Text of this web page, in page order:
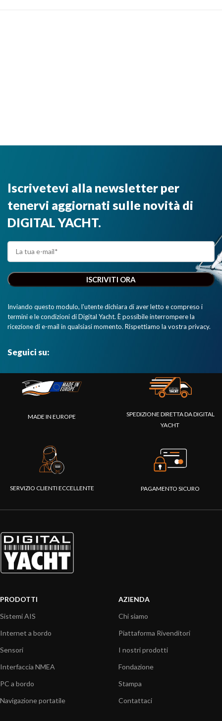
Iscrivetevi alla newsletter per
tenervi aggiornati sulle novità di
DIGITAL YACHT.
Inviando questo modulo, l'utente dichiara di aver letto e compreso i
termini e le condizioni di Digital Yacht. È possibile interrompere la
ricezione di e-mail in qualsiasi momento. Rispettiamo la vostra privacy.
Seguici su:
MADE IN EUROPE
SPEDIZIONE DIRETTA DA DIGITAL
YACHT
SERVIZIO CLIENTI ECCELLENTE PAGAMENTO SICURO
PRODOTTI
Sistemi AIS
Internet a bordo
Sensori
Interfaccia NMEA
PC a bordo
Navigazione portatile
AZIENDA
Chi siamo
Piattaforma Rivenditori
I nostri prodotti
Fondazione
Stampa
Contattaci